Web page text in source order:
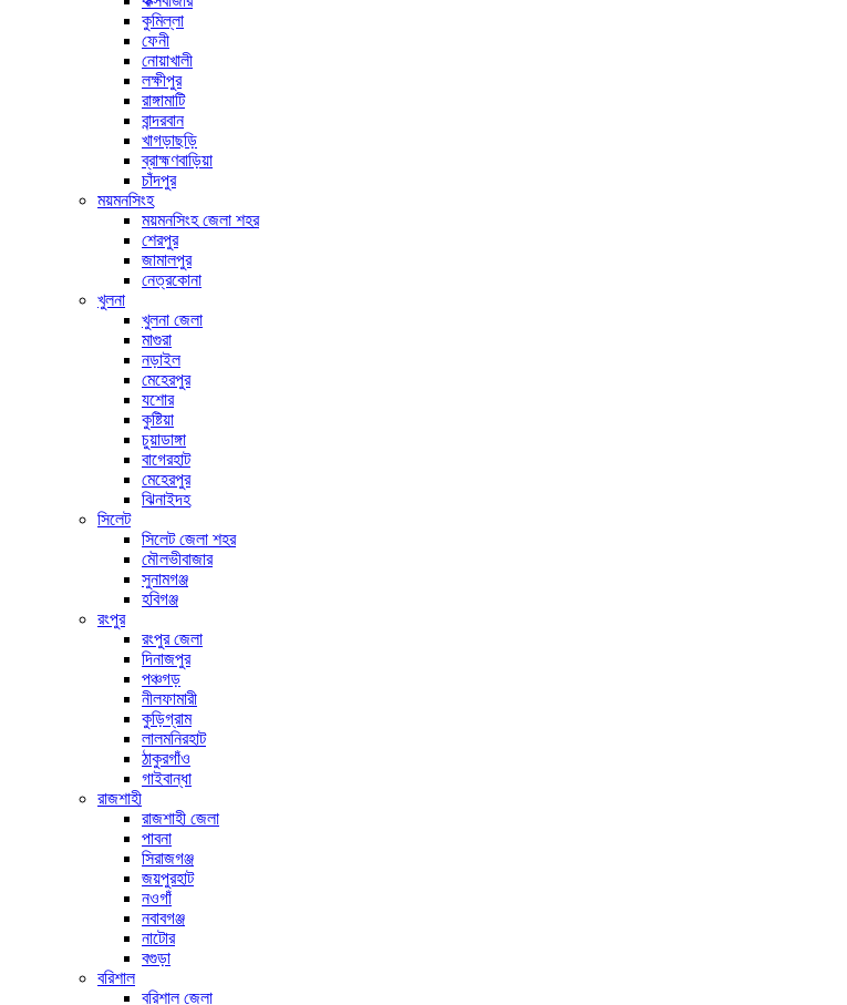
কুমিল্লা
ফেনী
নোয়াখালী
লক্ষীপুর
রাঙ্গামাটি
বান্দরবান
খাগড়াছড়ি
ব্রাহ্মণবাড়িয়া
চাঁদপুর
ময়মনসিংহ
ময়মনসিংহ জেলা শহর
শেরপুর
জামালপুর
নেত্রকোনা
খুলনা
খুলনা জেলা
মাগুরা
নড়াইল
মেহেরপুর
যশোর
কুষ্টিয়া
চুয়াডাঙ্গা
বাগেরহাট
মেহেরপুর
ঝিনাইদহ
সিলেট
সিলেট জেলা শহর
মৌলভীবাজার
সুনামগঞ্জ
হবিগঞ্জ
রংপুর
রংপুর জেলা
দিনাজপুর
পঞ্চগড়
নীলফামারী
কুড়িগ্রাম
লালমনিরহাট
ঠাকুরগাঁও
গাইবান্ধা
রাজশাহী
রাজশাহী জেলা
পাবনা
সিরাজগঞ্জ
জয়পুরহাট
নওগাঁ
নবাবগঞ্জ
নাটোর
বগুড়া
বরিশাল
বরিশাল জেলা